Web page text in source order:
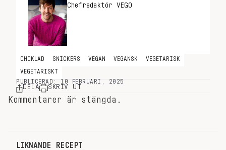
Chefredaktör VEGO
CHOKLAD SNICKERS VEGAN VEGANSK VEGETARISK
VEGETARISKT
PUBLICERAD: 10 FEBRUARI, 2025
DELA SKRIV UT
Kommentarer är stängda.
LIKNANDE RECEPT